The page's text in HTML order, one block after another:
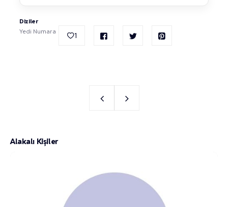
Diziler
Yedi Numara
1
Alakalı Kişiler